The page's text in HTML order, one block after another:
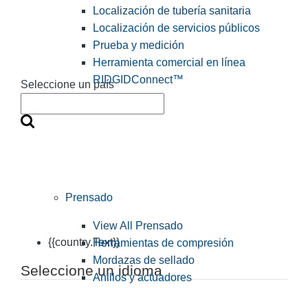
Seleccione un país
{{country.Text}}
Seleccione un idioma
Localización de tubería sanitaria
Localización de servicios públicos
Prueba y medición
Herramienta comercial en línea
RIDGIDConnect™
Prensado
View All Prensado
Herramientas de compresión
Mordazas de sellado
Anillos y actuadores